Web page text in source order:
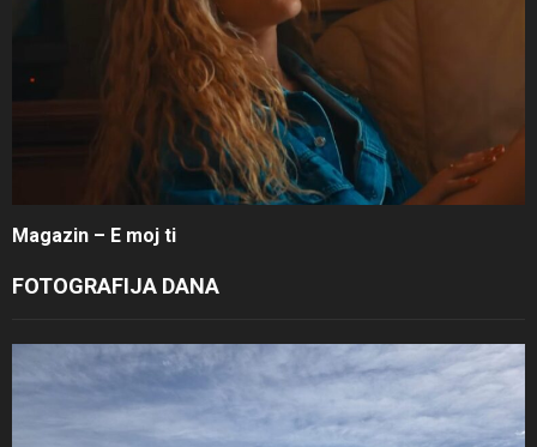
Magazin – E moj ti
FOTOGRAFIJA DANA